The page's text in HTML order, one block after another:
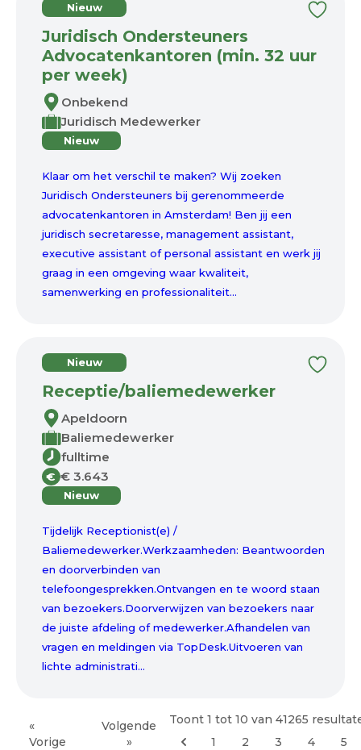
Nieuw
Juridisch Ondersteuners
Advocatenkantoren (min. 32 uur
per week)
Onbekend
Juridisch Medewerker
Nieuw
Klaar om het verschil te maken? Wij zoeken
Juridisch Ondersteuners bij gerenommeerde
advocatenkantoren in Amsterdam! Ben jij een
juridisch secretaresse, management assistant,
executive assistant of personal assistant en werk jij
graag in een omgeving waar kwaliteit,
samenwerking en professionaliteit...
Nieuw
Receptie/baliemedewerker
Apeldoorn
Baliemedewerker
fulltime
€ € 3.643
Nieuw
Tijdelijk Receptionist(e) /
Baliemedewerker.Werkzaamheden: Beantwoorden
en doorverbinden van
telefoongesprekken.Ontvangen en te woord staan
van bezoekers.Doorverwijzen van bezoekers naar
de juiste afdeling of medewerker.Afhandelen van
vragen en meldingen via TopDesk.Uitvoeren van
lichte administrati...
«
Vorige
Volgende
»
Toont 1 tot 10 van 41265
1
2 3 4 5